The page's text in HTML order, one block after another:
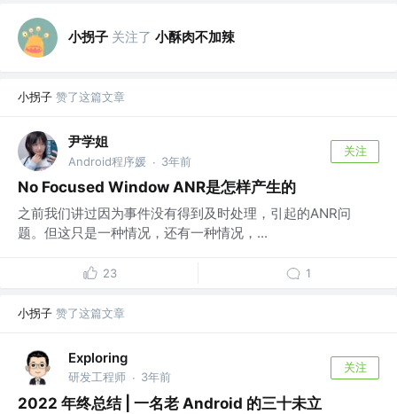
小拐子 关注了 小酥肉不加辣
小拐子 赞了这篇文章
尹学姐
Android程序媛 · 3年前
关注
No Focused Window ANR是怎样产生的
之前我们讲过因为事件没有得到及时处理，引起的ANR问
题。但这只是一种情况，还有一种情况，...
23 1
小拐子 赞了这篇文章
Exploring
研发工程师 · 3年前
关注
2022 年终总结 | 一名老 Android 的三十未立